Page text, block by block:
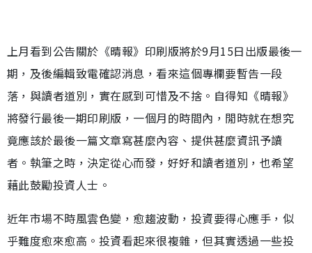
上月看到公告關於《晴報》印刷版將於9月15日出版最後一
期，及後編輯致電確認消息，看來這個專欄要暫告一段
落，與讀者道別，實在感到可惜及不捨。自得知《晴報》
將發行最後一期印刷版，一個月的時間內，閒時就在想究
竟應該於最後一篇文章寫甚麼內容、提供甚麼資訊予讀
者。執筆之時，決定從心而發，好好和讀者道別，也希望
藉此鼓勵投資人士。
近年市場不時風雲色變，愈趨波動，投資要得心應手，似
乎難度愈來愈高。投資看起來很複雜，但其實透過一些投